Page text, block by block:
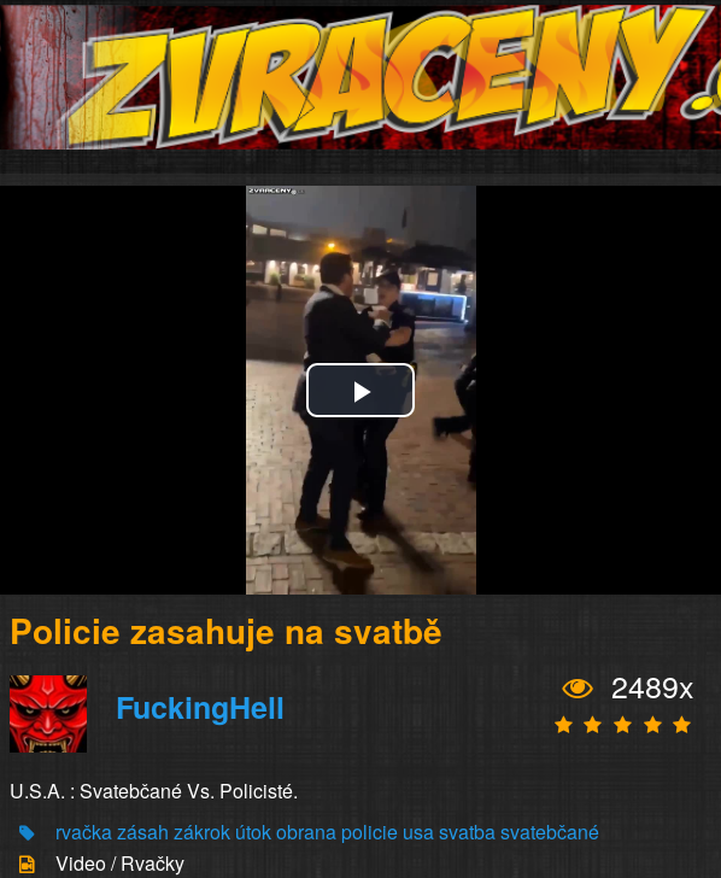
Play
Video
Policie zasahuje na svatbě
FuckingHell
2489x
U.S.A. : Svatebčané Vs. Policisté.
rvačkazásah zákrok útokobranapolicie usasvatbasvatebčané
Video / Rvačky